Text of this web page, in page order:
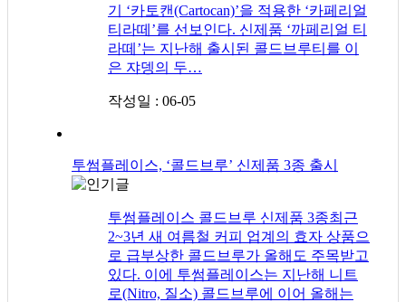
기 ‘카토캔(Cartocan)’을 적용한 ‘카페리얼
티라떼’를 선보인다. 신제품 ‘까페리얼 티
라떼’는 지난해 출시된 콜드브루티를 이
은 쟈뎅의 두…
작성일 : 06-05
투썸플레이스, ‘콜드브루’ 신제품 3종 출시
투썸플레이스 콜드브루 신제품 3종최근
2~3년 새 여름철 커피 업계의 효자 상품으
로 급부상한 콜드브루가 올해도 주목받고
있다. 이에 투썸플레이스는 지난해 니트
로(Nitro, 질소) 콜드브루에 이어 올해는